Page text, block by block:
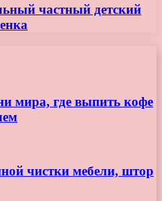
частный детский
мира, где выпить кофе
чистки мебели, штор